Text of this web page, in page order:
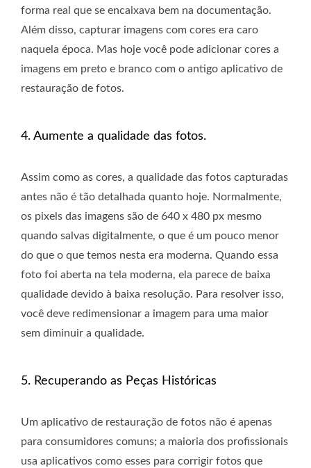
forma real que se encaixava bem na documentação.
Além disso, capturar imagens com cores era caro
naquela época. Mas hoje você pode adicionar cores a
imagens em preto e branco com o antigo aplicativo de
restauração de fotos.
4. Aumente a qualidade das fotos.
Assim como as cores, a qualidade das fotos capturadas
antes não é tão detalhada quanto hoje. Normalmente,
os pixels das imagens são de 640 x 480 px mesmo
quando salvas digitalmente, o que é um pouco menor
do que o que temos nesta era moderna. Quando essa
foto foi aberta na tela moderna, ela parece de baixa
qualidade devido à baixa resolução. Para resolver isso,
você deve redimensionar a imagem para uma maior
sem diminuir a qualidade.
5. Recuperando as Peças Históricas
Um aplicativo de restauração de fotos não é apenas
para consumidores comuns; a maioria dos profissionais
usa aplicativos como esses para corrigir fotos que